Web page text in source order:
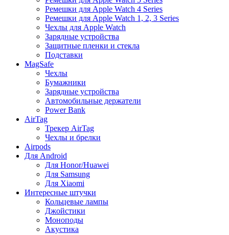
Ремешки для Apple Watch 4 Series
Ремешки для Apple Watch 1, 2, 3 Series
Чехлы для Apple Watch
Зарядные устройства
Защитные пленки и стекла
Подставки
MagSafe
Чехлы
Бумажники
Зарядные устройства
Автомобильные держатели
Power Bank
AirTag
Трекер AirTag
Чехлы и брелки
Airpods
Для Android
Для Honor/Huawei
Для Samsung
Для Xiaomi
Интересные штучки
Кольцевые лампы
Джойстики
Моноподы
Акустика